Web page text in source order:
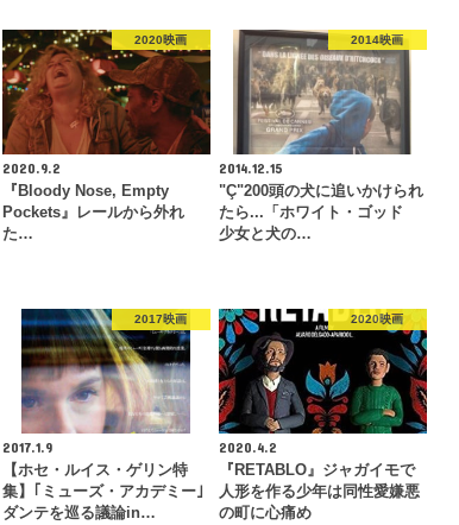
2020映画
2020.9.2
『Bloody Nose, Empty
Pockets』レールから外れ
た…
2014映画
2014.12.15
"Ç"200頭の犬に追いかけられ
たら...「ホワイト・ゴッド
少女と犬の…
2017映画
2017.1.9
【ホセ・ルイス・ゲリン特
集】｢ミューズ・アカデミー｣
ダンテを巡る議論in…
2020映画
2020.4.2
『RETABLO』ジャガイモで
人形を作る少年は同性愛嫌悪
の町に心痛め